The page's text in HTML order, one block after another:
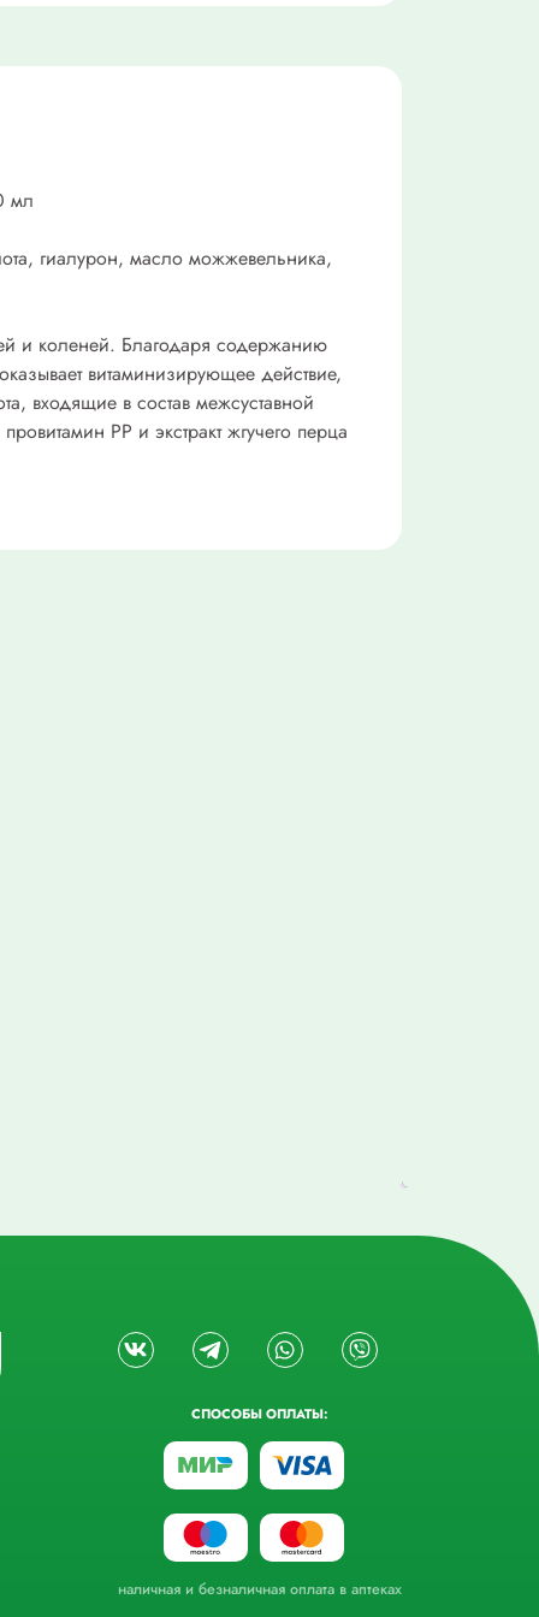
мл
гиалурон, масло можжевельника,
и коленей. Благодаря содержанию
витаминизирующее действие,
входящие в состав межсуставной
РР и экстракт жгучего перца
СПОСОБЫ ОПЛАТЫ:
наличная и безналичная оплата в аптеках